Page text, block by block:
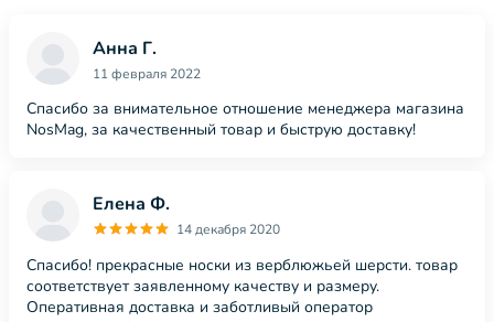
Анна Г.
11 февраля 2022
Спасибо за внимательное отношение менеджера магазина
NosMag, за качественный товар и быструю доставку!
Елена Ф.
14 декабря 2020
Спасибо! прекрасные носки из верблюжьей шерсти. товар
соответствует заявленному качеству и размеру.
Оперативная доставка и заботливый оператор